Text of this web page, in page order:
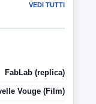
VEDI TUTTI
FabLab (replica)
Vouge (Film)